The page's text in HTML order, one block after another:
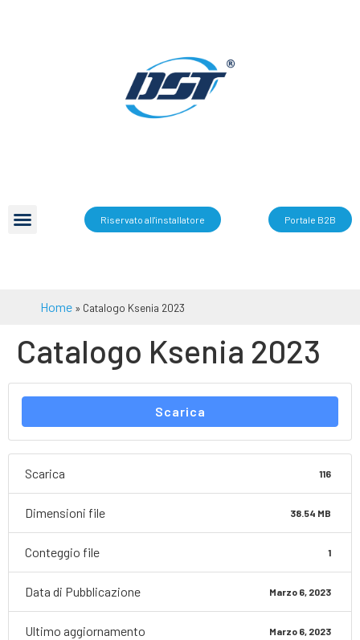
Riservato all'installatore Portale B2B
Home » Catalogo Ksenia 2023
Catalogo Ksenia 2023
Scarica
Scarica 116
Dimensioni file 38.54 MB
Conteggio file 1
Data di Pubblicazione Marzo 6, 2023
Ultimo aggiornamento Marzo 6, 2023